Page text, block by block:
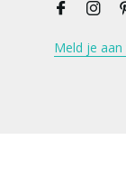
Meld je